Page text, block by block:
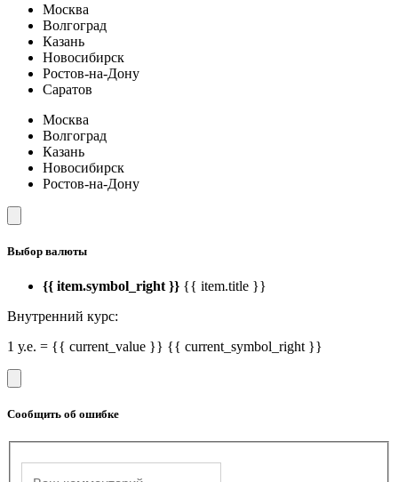
Москва
Волгоград
Казань
Новосибирск
Ростов-на-Дону
Саратов
Москва
Волгоград
Казань
Новосибирск
Ростов-на-Дону
Выбор валюты
{{ item.symbol_right }} {{ item.title }}
Внутренний курс:
1 у.е. = {{ current_value }} {{ current_symbol_right }}
Сообщить об ошибке